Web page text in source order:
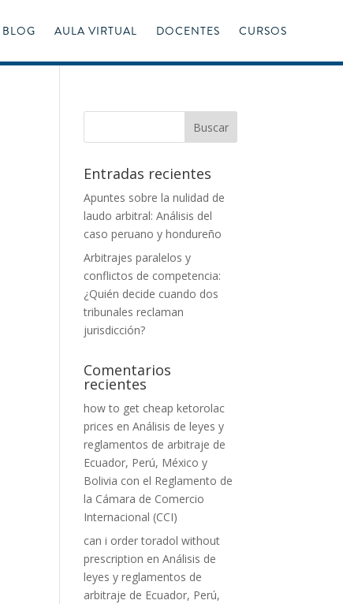
BLOG AULA VIRTUAL DOCENTES CURSOS
Entradas recientes
Apuntes sobre la nulidad de
laudo arbitral: Análisis del
caso peruano y hondureño
Arbitrajes paralelos y
conflictos de competencia:
¿Quién decide cuando dos
tribunales reclaman
jurisdicción?
Comentarios
recientes
how to get cheap ketorolac
prices enAnálisis de leyes y
reglamentos de arbitraje de
Ecuador, Perú, México y
Bolivia con el Reglamento de
la Cámara de Comercio
Internacional (CCI)
can i order toradol without
prescription enAnálisis de
leyes y reglamentos de
arbitraje de Ecuador, Perú,